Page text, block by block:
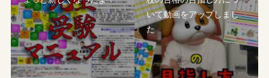
いて動画をアップしまし
た